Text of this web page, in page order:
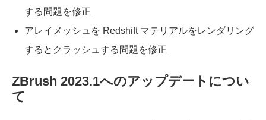
する問題を修正
アレイメッシュを Redshift マテリアルをレンダリング
するとクラッシュする問題を修正
ZBrush 2023.1へのアップデートについ
て